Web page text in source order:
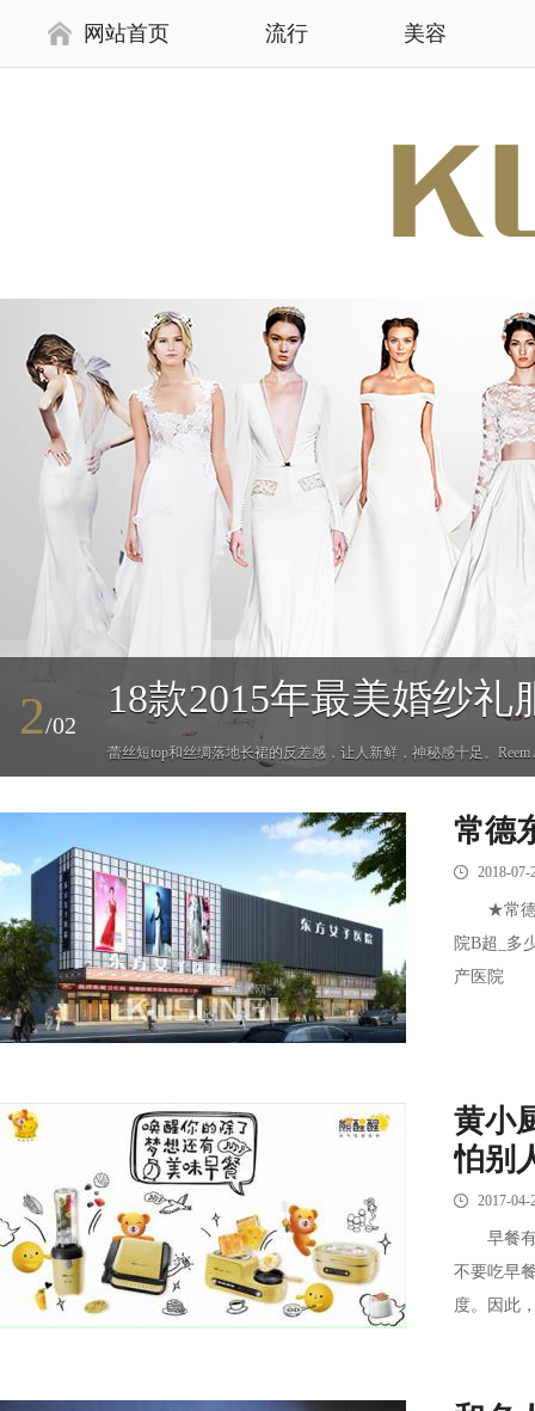
网站首页 流行 美容
2/02
18款2015年最美婚纱礼
蕾丝短top和丝绸落地长裙的反差感，让人新鲜，神秘感十足。Reem
常德
2018-07-
★常德市
院B超_
产医院
黄小
怕别
2017-04-
早餐有
不要吃早
度。因此